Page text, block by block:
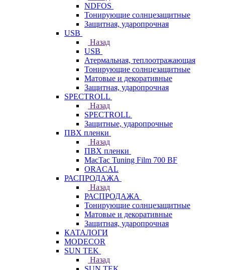
NDFOS
Тонирующие солнцезащитные
Защитная, ударопрочная
USB
Назад
USB
Атермальная, теплоотражающая
Тонирующие солнцезащитные
Матовые и декоративные
Защитная, ударопрочная
SPECTROLL
Назад
SPECTROLL
Защитные, ударопрочные
ПВХ пленки
Назад
ПВХ пленки
MacTac Tuning Film 700 BF
ORACAL
РАСПРОДАЖА
Назад
РАСПРОДАЖА
Тонирующие солнцезащитные
Матовые и декоративные
Защитная, ударопрочная
КАТАЛОГИ
MODECOR
SUN TEK
Назад